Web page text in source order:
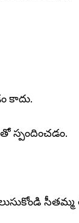
కాదు.
సీతమ్మ